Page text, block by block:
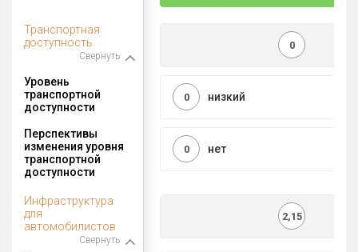
Транспортная
доступность
Свернуть
0
Уровень
транспортной
доступности
низкий
0
Перспективы
изменения уровня
транспортной
доступности
нет
0
Инфраструктура
для
автомобилистов
Свернуть
2,15